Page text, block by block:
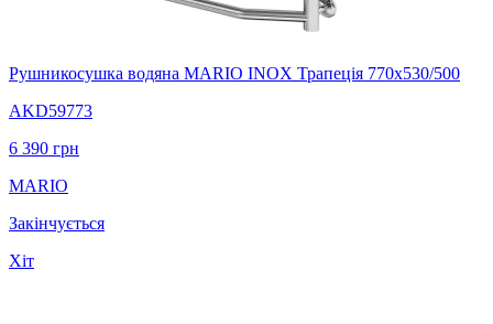
Рушникосушка водяна MARIO INOX Трапеція 770х530/500
AKD59773
6 390 грн
MARIO
Закінчується
Хіт